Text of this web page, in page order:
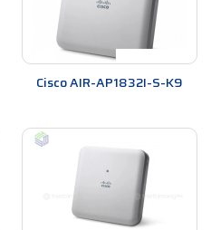
Cisco AIR-AP1832I-S-K9